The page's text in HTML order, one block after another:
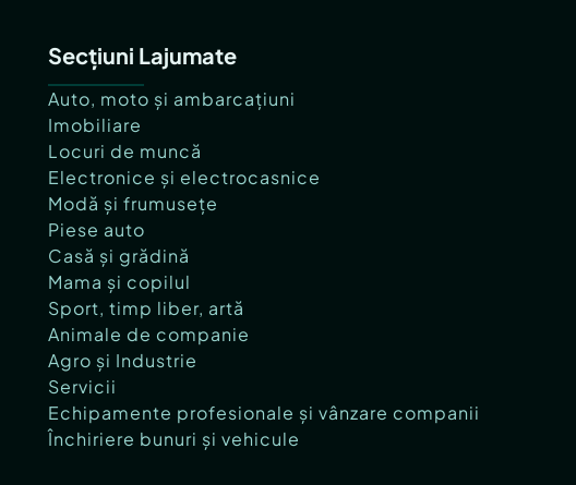
Secțiuni Lajumate
Auto, moto și ambarcațiuni
Imobiliare
Locuri de muncă
Electronice și electrocasnice
Modă și frumusețe
Piese auto
Casă și grădină
Mama și copilul
Sport, timp liber, artă
Animale de companie
Agro și Industrie
Servicii
Echipamente profesionale și vânzare companii
Închiriere bunuri și vehicule